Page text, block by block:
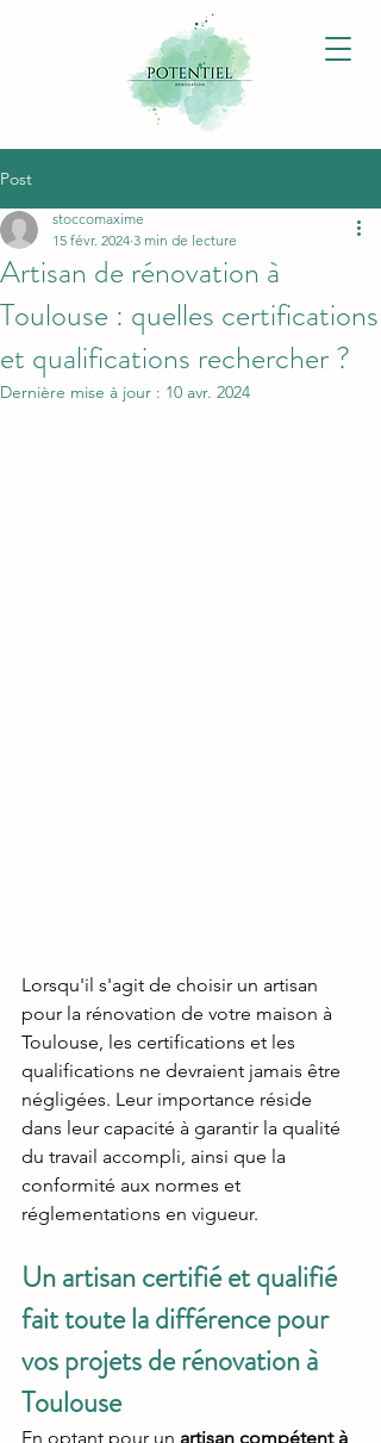
Post
Artisan de rénovation à
Toulouse : quelles certifications
et qualifications rechercher ?
stoccomaxime
15 févr. 2024 3 min de lecture
Dernière mise à jour : 10 avr. 2024
Lorsqu'il s'agit de choisir un artisan
pour la rénovation de votre maison à
Toulouse, les certifications et les
qualifications ne devraient jamais être
négligées. Leur importance réside
dans leur capacité à garantir la qualité
du travail accompli, ainsi que la
conformité aux normes et
réglementations en vigueur.
Un artisan certifié et qualifié
fait toute la différence pour
vos projets de rénovation à
Toulouse
En optant pour un artisan compétent à